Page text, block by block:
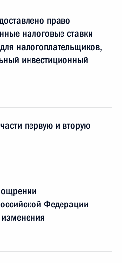
право
налоговые ставки
налогоплательщиков,
инвестиционный
первую и вторую
Федерации